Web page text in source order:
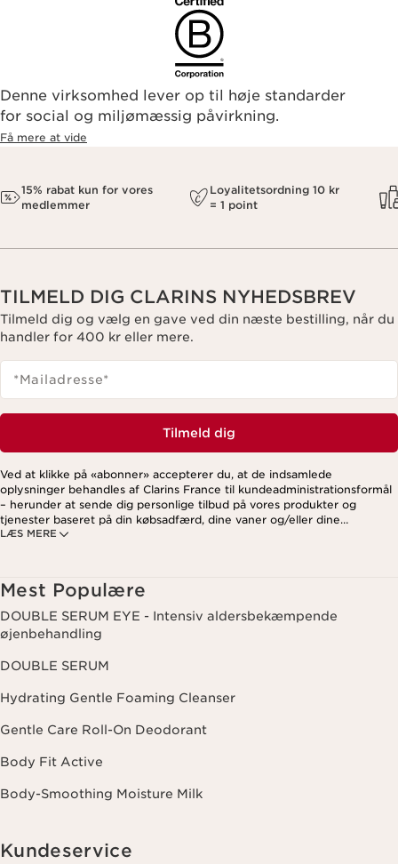
Denne virksomhed lever op til høje standarder
for social og miljømæssig påvirkning.
Få mere at vide
15% rabat kun for vores
medlemmer
Loyalitetsordning 10 kr
= 1 point
TILMELD DIG CLARINS NYHEDSBREV
Tilmeld dig og vælg en gave ved din næste bestilling, når du
handler for 400 kr eller mere.
*Mailadresse*
Tilmeld dig
LÆS MERE
Ved at klikke på «abonner» accepterer du, at de indsamlede
oplysninger behandles af Clarins France til kundeadministrationsformål
– herunder at sende dig personlige tilbud på vores produkter og
tjenester baseret på din købsadfærd, dine vaner og/eller dine
interesser. Dette kan også omfatte visning på sociale medier og
nyhedsbrev. For mere information om, hvordan vi håndterer dine data
og dine rettigheder, se venligst vores
Mest Populære
DOUBLE SERUM EYE - Intensiv aldersbekæmpende
øjenbehandling
DOUBLE SERUM
Hydrating Gentle Foaming Cleanser
Gentle Care Roll-On Deodorant
Body Fit Active
Body-Smoothing Moisture Milk
Kundeservice